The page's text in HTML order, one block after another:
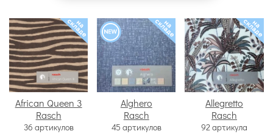
African Queen 3
Rasch
36 артикулов
Alghero
Rasch
45 артикулов
Allegretto
Rasch
92 артикула